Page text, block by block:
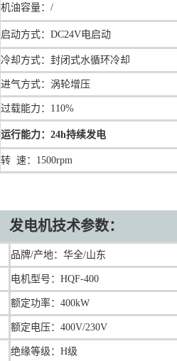
机油容量：/
启动方式：DC24V电启动
冷却方式：封闭式水循环冷却
进气方式：涡轮增压
过载能力：110%
运行能力：24h持续发电
转 速：1500rpm
发电机技术参数：
品牌/产地：华全/山东
电机型号：HQF-400
额定功率：400kW
额定电压：400V/230V
绝缘等级：H级